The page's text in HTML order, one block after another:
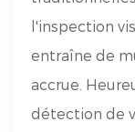
l'inspection
entraîne de
accrue.
détection de